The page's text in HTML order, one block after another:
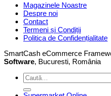
Magazinele Noastre
Despre noi
Contact
Termeni și Condiții
Politica de Confidențialitate
SmartCash eCommerce
Software, Bucuresti, România
Caută
după: